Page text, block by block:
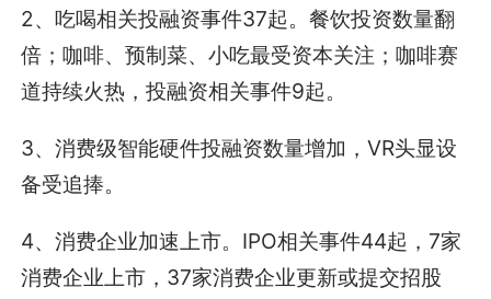
2、吃喝相关投融资事件37起。餐饮投资数量翻
倍；咖啡、预制菜、小吃最受资本关注；咖啡赛
道持续火热，投融资相关事件9起。
3、消费级智能硬件投融资数量增加，VR头显设
备受追捧。
4、消费企业加速上市。IPO相关事件44起，7家
消费企业上市，37家消费企业更新或提交招股